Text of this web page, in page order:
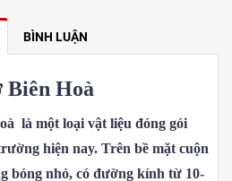
BÌNH LUẬN
Biên Hoà
là một loại vật liệu đóng gói
hiện nay. Trên bề mặt cuộn
bóng nhỏ, có đường kính từ 10-